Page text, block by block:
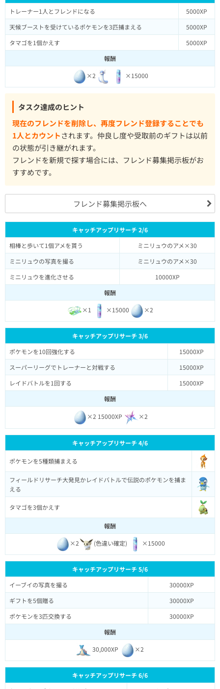
トレーナー1人とフレンドになる
5000XP
天候ブーストを受けているポケモンを3匹捕まえる
5000XP
タマゴを1個かえす
5000XP
報酬
×2 ×15000
タスク達成のヒント
現在のフレンドを削除し、再度フレンド登録することでも
1人とカウントされます。仲良し度や受取前のギフトは以前
の状態が引き継がれます。
フレンドを新規で探す場合には、フレンド募集掲示板がお
すすめです。
フレンド募集掲示板へ
キャッチアップリサーチ 2/6
相棒と歩いて1個アメを貰う
ミニリュウのアメ×30
ミニリュウの写真を撮る
ミニリュウのアメ×30
ミニリュウを進化させる
10000XP
報酬
×1 ×15000 ×2
キャッチアップリサーチ 3/6
ポケモンを10回強化する
15000XP
スーパーリーグでトレーナーと対戦する
15000XP
レイドバトルを1回する
15000XP
報酬
×2 15000XP ×2
キャッチアップリサーチ 4/6
ポケモンを5種類捕まえる
フィールドリサーチ大発見かレイドバトルで伝説のポケモンを捕ま
える
タマゴを3個かえす
報酬
×2 (色違い確定) ×15000
キャッチアップリサーチ 5/6
イーブイの写真を撮る
30000XP
ギフトを5個贈る
30000XP
ポケモンを3匹交換する
30000XP
報酬
30,000XP ×2
キャッチアップリサーチ 6/6